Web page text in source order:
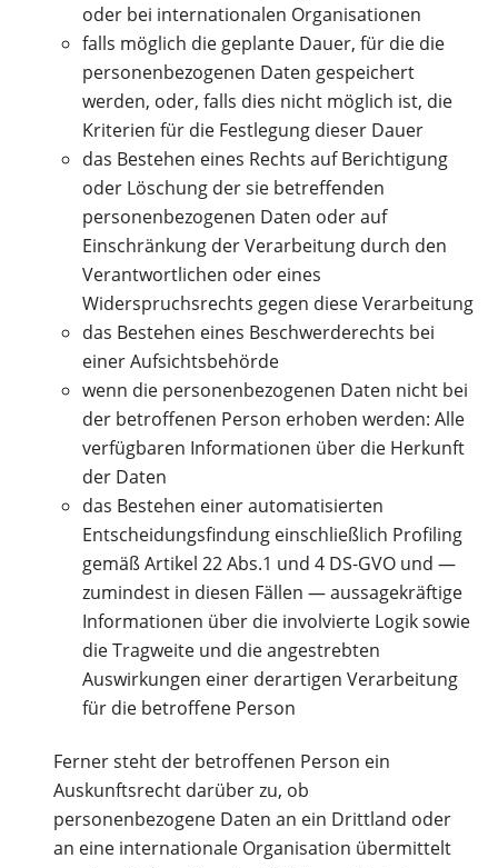
oder bei internationalen Organisationen
falls möglich die geplante Dauer, für die die
personenbezogenen Daten gespeichert
werden, oder, falls dies nicht möglich ist, die
Kriterien für die Festlegung dieser Dauer
das Bestehen eines Rechts auf Berichtigung
oder Löschung der sie betreffenden
personenbezogenen Daten oder auf
Einschränkung der Verarbeitung durch den
Verantwortlichen oder eines
Widerspruchsrechts gegen diese Verarbeitung
das Bestehen eines Beschwerderechts bei
einer Aufsichtsbehörde
wenn die personenbezogenen Daten nicht bei
der betroffenen Person erhoben werden: Alle
verfügbaren Informationen über die Herkunft
der Daten
das Bestehen einer automatisierten
Entscheidungsfindung einschließlich Profiling
gemäß Artikel 22 Abs.1 und 4 DS-GVO und —
zumindest in diesen Fällen — aussagekräftige
Informationen über die involvierte Logik sowie
die Tragweite und die angestrebten
Auswirkungen einer derartigen Verarbeitung
für die betroffene Person
Ferner steht der betroffenen Person ein
Auskunftsrecht darüber zu, ob
personenbezogene Daten an ein Drittland oder
an eine internationale Organisation übermittelt